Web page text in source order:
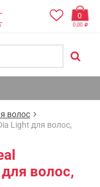
0
0,00
волос
Light для волос,
волос,